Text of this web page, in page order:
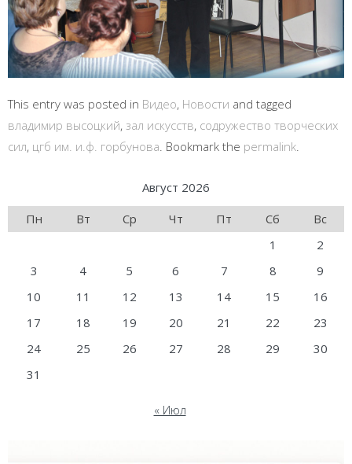
This entry was posted in Видео, Новости and tagged
владимир высоцкий, зал искусств, содружество творческих
сил, цгб им. и.ф. горбунова . Bookmark the permalink
Август 2026
Пн
Вт Ср Чт Пт Сб
Вс
1
2
3
4 5 6 7 8
9
10
11 12 13 14 15
16
17
18 19 20 21 22
23
24
25 26 27 28 29
30
31
« Июл